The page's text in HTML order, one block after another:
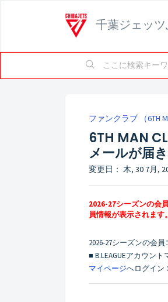
千葉ジェッ
ファンクラブ （6TH
6TH MAN
メールが届
変更日： 木, 30 7月,
2026-27シーズンの会
員情報が表示されます。
2026-27シーズンの会
■ B.LEAGUEアカウント
マイページへログイン